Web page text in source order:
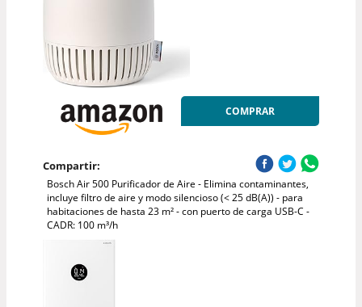
COMPRAR
Compartir:
Bosch Air 500 Purificador de Aire - Elimina contaminantes,
incluye filtro de aire y modo silencioso (< 25 dB(A)) - para
habitaciones de hasta 23 m² - con puerto de carga USB-C -
CADR: 100 m³/h